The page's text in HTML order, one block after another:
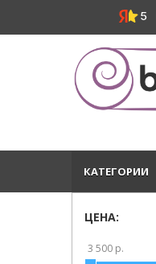
КАТЕГОРИИ
ЦЕНА:
3 500 р.